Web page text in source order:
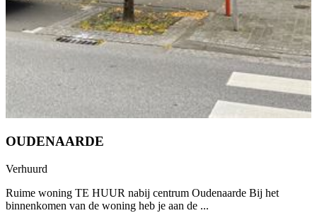
OUDENAARDE
Verhuurd
Ruime woning TE HUUR nabij centrum Oudenaarde Bij het
binnenkomen van de woning heb je aan de ...